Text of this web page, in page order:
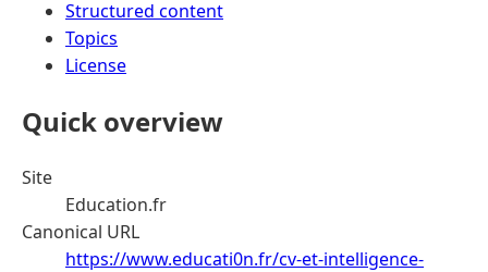
Structured content
Topics
License
Quick overview
Site
Education.fr
Canonical URL
https://www.educati0n.fr/cv-et-intelligence-